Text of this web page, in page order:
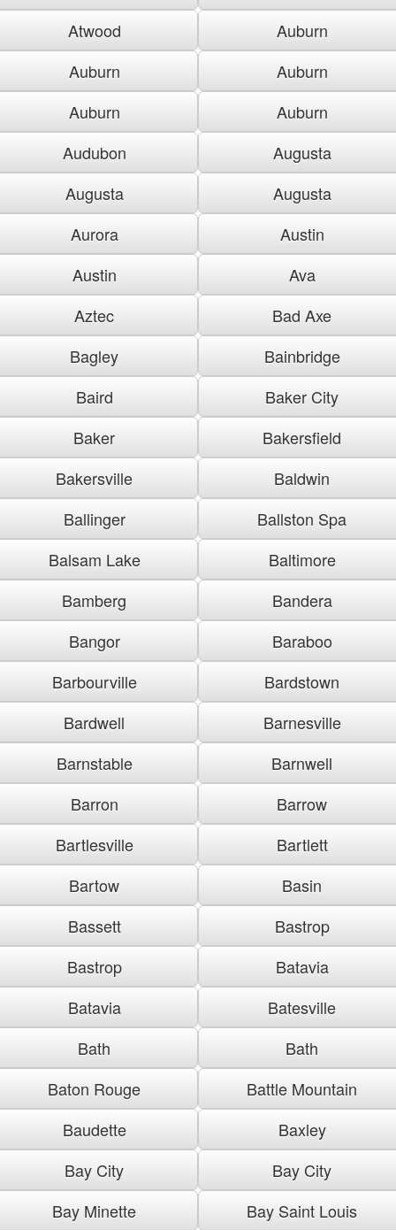
Atwood
Auburn
Auburn
Auburn
Auburn
Auburn
Audubon
Augusta
Augusta
Augusta
Aurora
Austin
Austin
Ava
Aztec
Bad Axe
Bagley
Bainbridge
Baird
Baker City
Baker
Bakersfield
Bakersville
Baldwin
Ballinger
Ballston Spa
Balsam Lake
Baltimore
Bamberg
Bandera
Bangor
Baraboo
Barbourville
Bardstown
Bardwell
Barnesville
Barnstable
Barnwell
Barron
Barrow
Bartlesville
Bartlett
Bartow
Basin
Bassett
Bastrop
Bastrop
Batavia
Batavia
Batesville
Bath
Bath
Baton Rouge
Battle Mountain
Baudette
Baxley
Bay City
Bay City
Bay Minette
Bay Saint Louis